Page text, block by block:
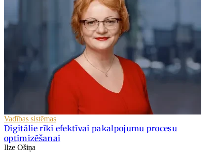
Vadības sistēmas
Digitālie rīki efektīvai pakalpojumu procesu
optimizēšanai
Ilze Ošiņa